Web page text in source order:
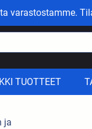
varastostamme.
TUOTTEET
ja